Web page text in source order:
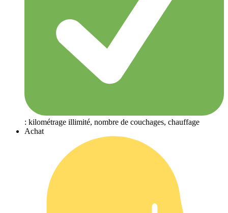
: kilométrage illimité, nombre de couchages, chauffage
Achat